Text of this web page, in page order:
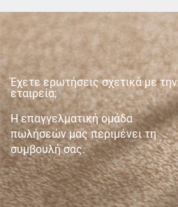
Έχετε ερωτήσεις σχετικά με την
εταιρεία;
Η επαγγελματική ομάδα
πωλήσεών μας περιμένει τη
συμβουλή σας.